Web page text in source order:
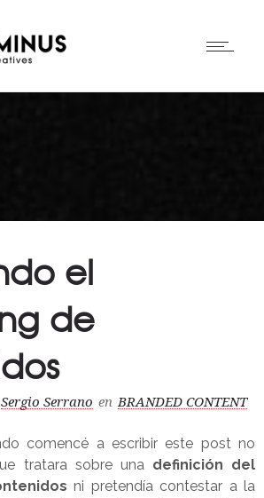
el
de
Sergio Serrano en BRANDED CONTENT
comencé a escribir este post no
tratara sobre una definición del
ni pretendía contestar a la